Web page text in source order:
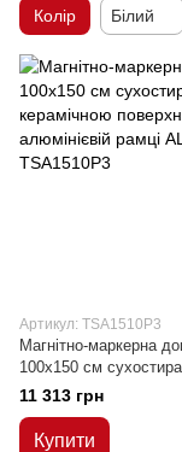
Колір Білий
Артикул: TSA1510P3
Магнітно-маркерна
100x150 см
керамічною
алюмінієвій рамці
11 313 грн
Купити